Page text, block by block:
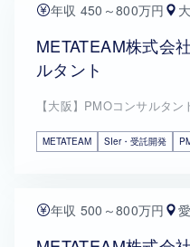
年収 450～800万円
METATEAM株式会
ルタント
【大阪】PMOコンサルタン
METATEAM SIer・受託開発
年収 500～800万円